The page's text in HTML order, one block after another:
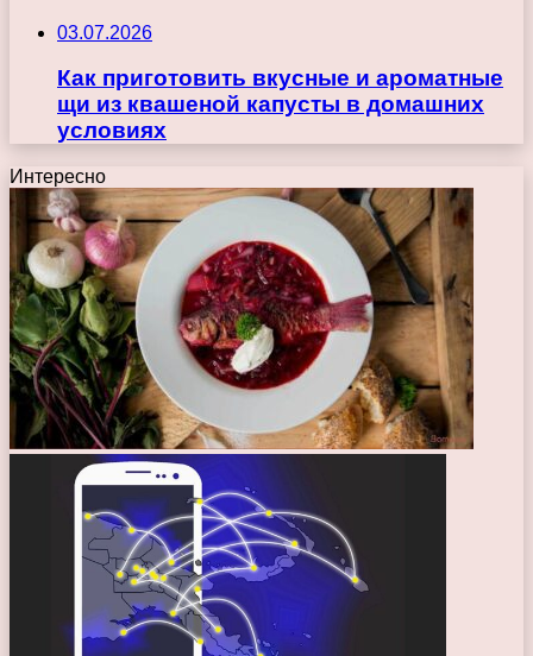
03.07.2026
Как приготовить вкусные и ароматные
щи из квашеной капусты в домашних
условиях
Интересно